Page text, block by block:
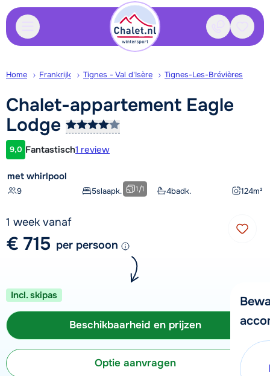
Contact
Home Frankrijk Tignes - Val d'Isère Tignes-Les-Brévières
Chalet-appartement Eagle
Lodge
Klantwaardering
9,0 Fantastisch1 review
met whirlpool
9 5slaapk. 4badk. 124m²
1/1
1 week vanaf
€ 715 per persoon
Incl. skipas
Beschikbaarheid en prijzen
Optie aanvragen